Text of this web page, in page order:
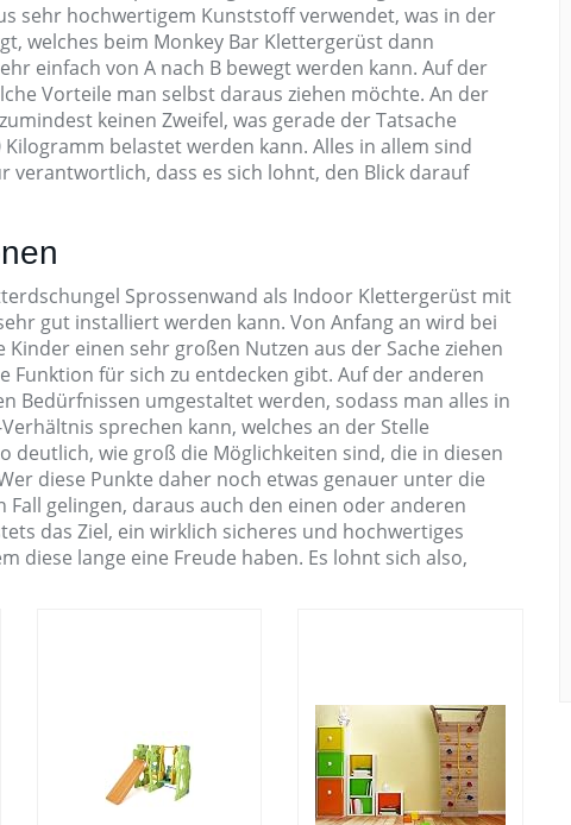
sehr hochwertigem Kunststoff verwendet, was in der
welches beim Monkey Bar Klettergerüst dann
einfach von A nach B bewegt werden kann. Auf der
Vorteile man selbst daraus ziehen möchte. An der
keinen Zweifel, was gerade der Tatsache
belastet werden kann. Alles in allem sind
verantwortlich, dass es sich lohnt, den Blick darauf
Sprossenwand als Indoor Klettergerüst mit
gut installiert werden kann. Von Anfang an wird bei
einen sehr großen Nutzen aus der Sache ziehen
für sich zu entdecken gibt. Auf der anderen
Bedürfnissen umgestaltet werden, sodass man alles in
sprechen kann, welches an der Stelle
wie groß die Möglichkeiten sind, die in diesen
diese Punkte daher noch etwas genauer unter die
gelingen, daraus auch den einen oder anderen
das Ziel, ein wirklich sicheres und hochwertiges
diese lange eine Freude haben. Es lohnt sich also,